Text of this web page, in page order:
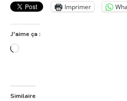
Imprimer
J’aime ça :
Chargement…
Similaire